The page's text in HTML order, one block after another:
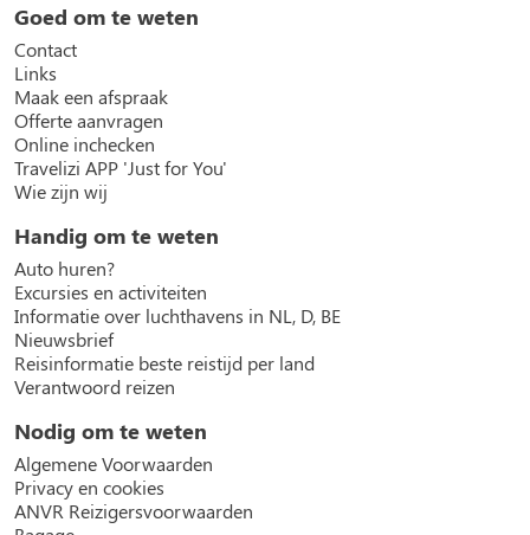
Goed om te weten
Contact
Links
Maak een afspraak
Offerte aanvragen
Online inchecken
Travelizi APP 'Just for You'
Wie zijn wij
Handig om te weten
Auto huren?
Excursies en activiteiten
Informatie over luchthavens in NL, D, BE
Nieuwsbrief
Reisinformatie beste reistijd per land
Verantwoord reizen
Nodig om te weten
Algemene Voorwaarden
Privacy en cookies
ANVR Reizigersvoorwaarden